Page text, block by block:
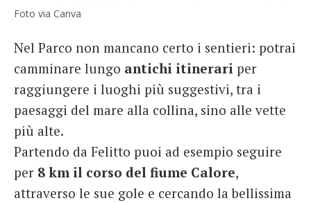
Foto via Canva
Nel Parco non mancano certo i sentieri: potrai
camminare lungo antichi itinerari per
raggiungere i luoghi più suggestivi, tra i
paesaggi del mare alla collina, sino alle vette
più alte.
Partendo da Felitto puoi ad esempio seguire
per 8 km il corso del fiume Calore,
attraverso le sue gole e cercando la bellissima